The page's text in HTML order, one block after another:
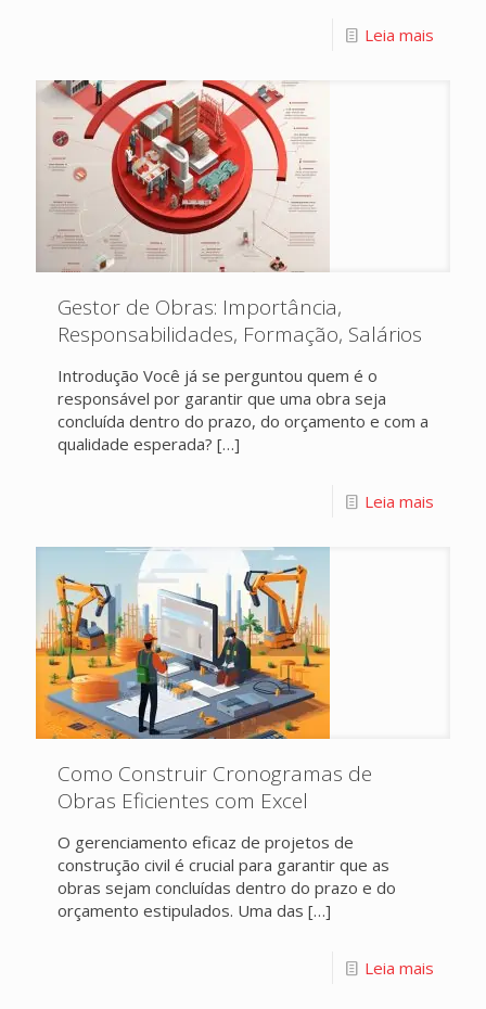
Leia mais
Gestor de Obras: Importância,
Responsabilidades, Formação, Salários
Introdução Você já se perguntou quem é o
responsável por garantir que uma obra seja
concluída dentro do prazo, do orçamento e com a
qualidade esperada? […]
Leia mais
Como Construir Cronogramas de
Obras Eficientes com Excel
O gerenciamento eficaz de projetos de
construção civil é crucial para garantir que as
obras sejam concluídas dentro do prazo e do
orçamento estipulados. Uma das […]
Leia mais